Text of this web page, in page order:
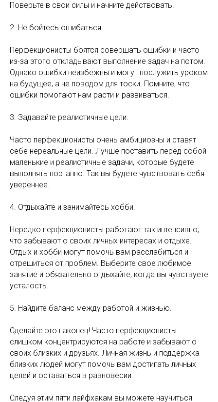
Поверьте в свои силы и начните действовать.
2. Не бойтесь ошибаться.
Перфекционисты боятся совершать ошибки и часто
из-за этого откладывают выполнение задач на потом.
Однако ошибки неизбежны и могут послужить уроком
на будущее, а не поводом для тоски. Помните, что
ошибки помогают нам расти и развиваться.
3. Задавайте реалистичные цели.
Часто перфекционисты очень амбициозны и ставят
себе нереальные цели. Лучше поставить перед собой
маленькие и реалистичные задачи, которые будете
выполнять поэтапно. Так вы будете чувствовать себя
увереннее.
4. Отдыхайте и занимайтесь хобби.
Нередко перфекционисты работают так интенсивно,
что забывают о своих личных интересах и отдыхе.
Отдых и хобби могут помочь вам расслабиться и
отрешиться от проблем. Выберите свое любимое
занятие и обязательно отдыхайте, когда вы чувствуете
усталость.
5. Найдите баланс между работой и жизнью.
Сделайте это наконец! Часто перфекционисты
слишком концентрируются на работе и забывают о
своих близких и друзьях. Личная жизнь и поддержка
близких людей могут помочь вам достигать личных
целей и оставаться в равновесии.
Следуя этим пяти лайфхакам вы можете научиться